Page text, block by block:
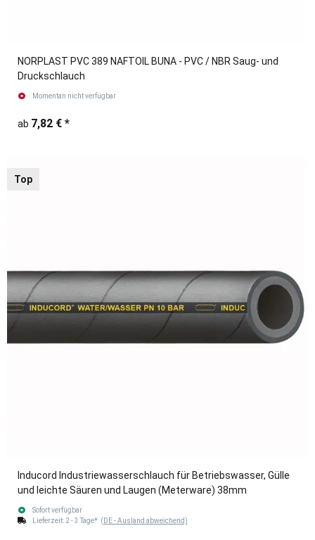
NORPLAST PVC 389 NAFTOIL BUNA - PVC / NBR Saug- und
Druckschlauch
Momentan nicht verfügbar
ab 7,82 € *
Top
Inducord Industriewasserschlauch für Betriebswasser, Gülle
und leichte Säuren und Laugen (Meterware) 38mm
Sofort verfügbar
Lieferzeit: 2 - 3 Tage* (DE - Ausland abweichend)